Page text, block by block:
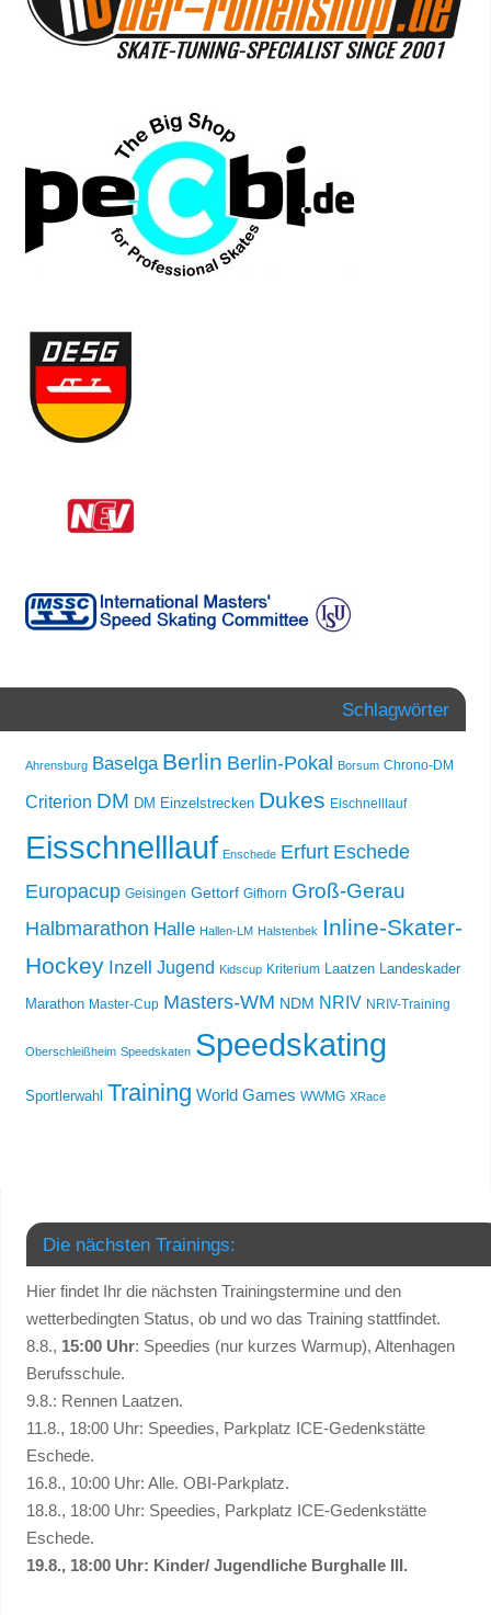
Schlagwörter
Ahrensburg Baselga Berlin Berlin-Pokal Borsum Chrono-DM
Criterion DM DM Einzelstrecken Dukes Eischnelllauf
Eisschnelllauf Enschede Erfurt Eschede
Europacup Geisingen Gettorf Gifhorn Groß-Gerau
Halbmarathon Halle Hallen-LM Halstenbek Inline-Skater-
Hockey Inzell Jugend Kidscup Kriterium Laatzen Landeskader
Marathon Master-Cup Masters-WM NDM NRIV NRIV-Training
Oberschleißheim Speedskaten Speedskating
Sportlerwahl Training World Games WWMG XRace
Die nächsten Trainings:
Hier findet Ihr die nächsten Trainingstermine und den
wetterbedingten Status, ob und wo das Training stattfindet.
8.8., 15:00 Uhr: Speedies (nur kurzes Warmup), Altenhagen
Berufsschule.
9.8.: Rennen Laatzen.
11.8., 18:00 Uhr: Speedies, Parkplatz ICE-Gedenkstätte
Eschede.
16.8., 10:00 Uhr: Alle. OBI-Parkplatz.
18.8., 18:00 Uhr: Speedies, Parkplatz ICE-Gedenkstätte
Eschede.
19.8., 18:00 Uhr: Kinder/ Jugendliche Burghalle III.